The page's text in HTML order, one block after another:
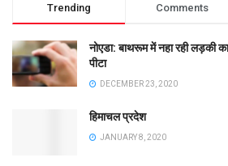
Trending Comments
नोएडा: बाथरूम में नहा रही लड़की
पीटा
DECEMBER 23, 2020
हिमाचल प्रदेश
JANUARY 8, 2020